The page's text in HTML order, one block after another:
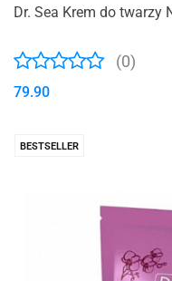
Dr. Sea Krem do twarzy
(0)
79.90
BESTSELLER